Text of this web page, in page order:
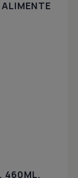
460ML,